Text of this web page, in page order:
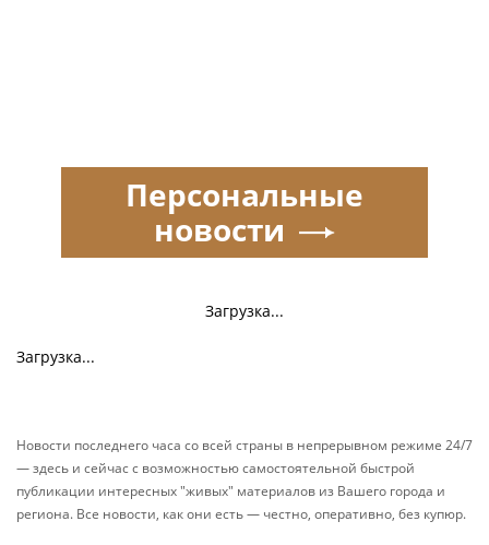
Загрузка...
Загрузка...
Персональные
новости
Новости последнего часа со всей страны в непрерывном режиме 24/7
— здесь и сейчас с возможностью самостоятельной быстрой
публикации интересных "живых" материалов из Вашего города и
региона. Все новости, как они есть — честно, оперативно, без купюр.